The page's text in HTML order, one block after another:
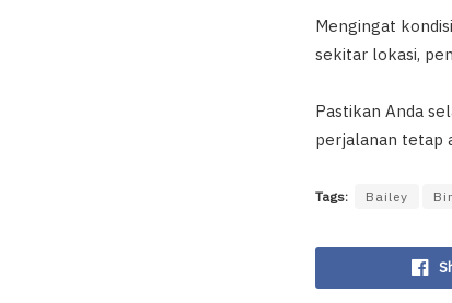
Mengingat
sekitar lokasi,
Pastikan Anda
perjalanan tetap
Tags: Bailey